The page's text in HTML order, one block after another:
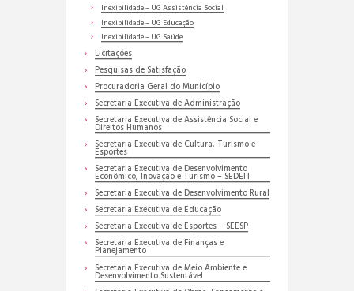
Inexibilidade – UG Assistência Social
Inexibilidade – UG Educação
Inexibilidade – UG Saúde
Licitações
Pesquisas de Satisfação
Procuradoria Geral do Município
Secretaria Executiva de Administração
Secretaria Executiva de Assistência Social e
Direitos Humanos
Secretaria Executiva de Cultura, Turismo e
Esportes
Secretaria Executiva de Desenvolvimento
Econômico, Inovação e Turismo – SEDEIT
Secretaria Executiva de Desenvolvimento Rural
Secretaria Executiva de Educação
Secretaria Executiva de Esportes – SEESP
Secretaria Executiva de Finanças e
Planejamento
Secretaria Executiva de Meio Ambiente e
Desenvolvimento Sustentável